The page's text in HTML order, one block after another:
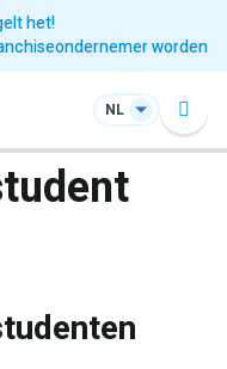
het!
worden
NL